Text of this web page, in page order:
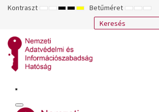
Kontraszt ALAPÉRTELMEZETT
ÉJSZAKAI
NAGY
KONTRASZTÚ
NAGY
KONTRASZTÚ
NAGY
KONTRASZTÚ
SÁRGA
FEKETE
Betűméret KISEBB